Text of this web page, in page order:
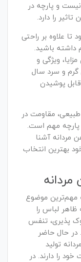
و پارچه در
را دارد.
علاوه بر راحتی
داشته باشید.
ویژگی و
گرم و سرد سال
پوشیدن
طبیعی، مقاومت در
پارچه مهم است.
مردانه آشنا
بهترین انتخاب
مردانه
مهم‌ترین موضوع
لباس را
پذیری، تنفس
در حال حاضر
تولید
را دارند. در